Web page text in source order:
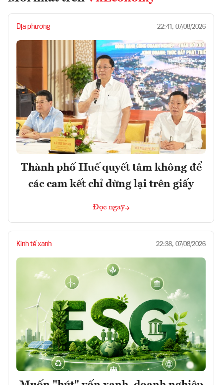
Địa phương 22:41, 07/08/2026
Thành phố Huế quyết tâm không để
các cam kết chỉ dừng lại trên giấy
Đọc ngay
Kinh tế xanh 22:38, 07/08/2026